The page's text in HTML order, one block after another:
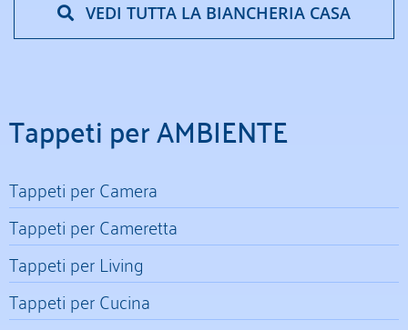
VEDI TUTTA LA BIANCHERIA CASA
Tappeti per AMBIENTE
Tappeti per Camera
Tappeti per Cameretta
Tappeti per Living
Tappeti per Cucina